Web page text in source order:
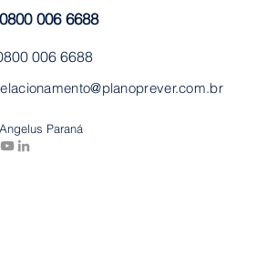
0800 006 6688
006 6688
Paraná